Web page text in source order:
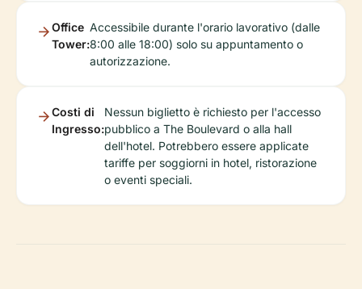
Office
Tower:
Accessibile durante l'orario lavorativo (dalle
8:00 alle 18:00) solo su appuntamento o
autorizzazione.
Costi di
Ingresso:
Nessun biglietto è richiesto per l'accesso
pubblico a The Boulevard o alla hall
dell'hotel. Potrebbero essere applicate
tariffe per soggiorni in hotel, ristorazione
o eventi speciali.